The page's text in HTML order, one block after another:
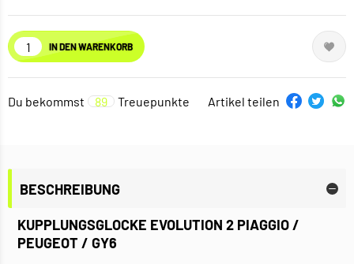
IN DEN WARENKORB
Du bekommst 89 Treuepunkte Artikel teilen
BESCHREIBUNG
KUPPLUNGSGLOCKE EVOLUTION 2 PIAGGIO /
PEUGEOT / GY6